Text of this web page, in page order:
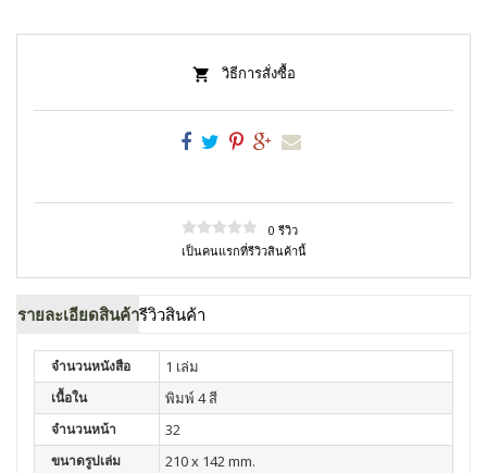
วิธีการสั่งซื้อ
0 รีวิว
เป็นคนแรกที่รีวิวสินค้านี้
รายละเอียดสินค้ารีวิวสินค้า
จำนวนหนังสือ 1 เล่ม
เนื้อใน พิมพ์ 4 สี
จำนวนหน้า 32
ขนาดรูปเล่ม 210 x 142 mm.